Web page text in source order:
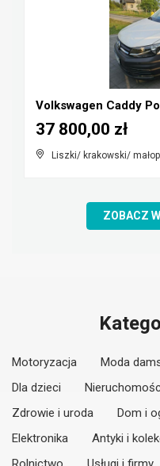
Liszki/ krakowski/
37 800,00 zł
ZOBACZ
Motoryzacja Moda
Dla dzieci
Zdrowie i uroda
Dom i
Elektronika
Antyki i